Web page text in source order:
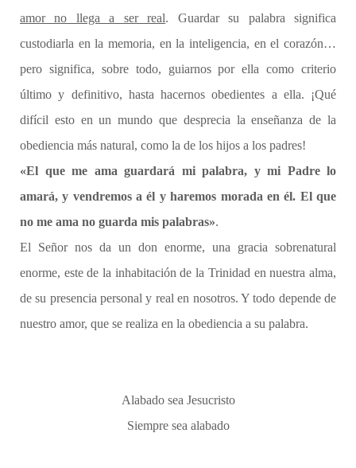
amor no llega a ser real. Guardar su palabra significa
custodiarla en la memoria, en la inteligencia, en el corazón…
pero significa, sobre todo, guiarnos por ella como criterio
último y definitivo, hasta hacernos obedientes a ella. ¡Qué
difícil esto en un mundo que desprecia la enseñanza de la
obediencia más natural, como la de los hijos a los padres!
«El que me ama guardará mi palabra, y mi Padre lo
amará, y vendremos a él y haremos morada en él. El que
no me ama no guarda mis palabras».
El Señor nos da un don enorme, una gracia sobrenatural
enorme, este de la inhabitación de la Trinidad en nuestra alma,
de su presencia personal y real en nosotros. Y todo depende de
nuestro amor, que se realiza en la obediencia a su palabra.
Alabado sea Jesucristo
Siempre sea alabado